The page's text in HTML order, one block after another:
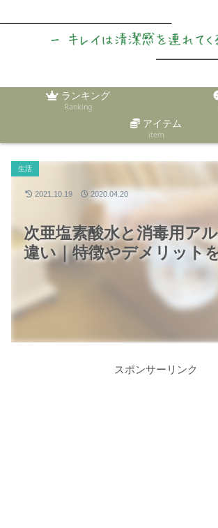
ランキング
Ranking
アイテム
item
次亜塩素酸水と消毒用ア
違い｜特徴やデメリット
生活
2021.10.19 2020.04.20
スポンサーリンク